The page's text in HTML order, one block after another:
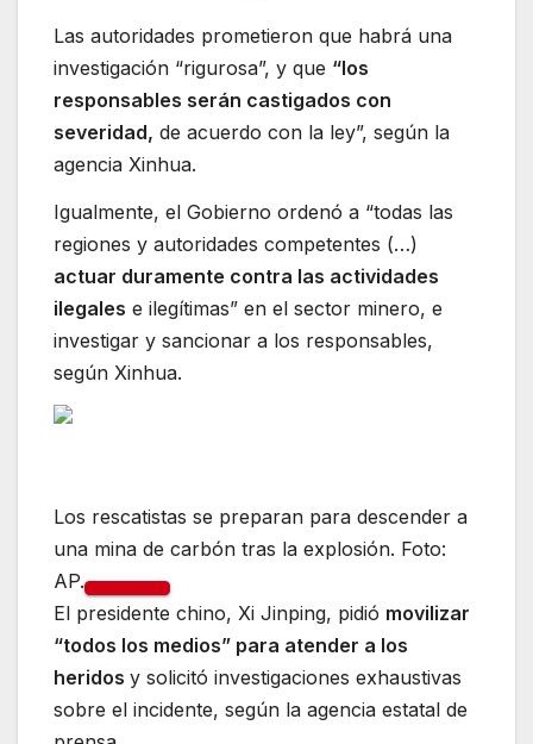
Las autoridades prometieron que habrá una
investigación “rigurosa”, y que “los
responsables serán castigados con
severidad, de acuerdo con la ley”, según la
agencia Xinhua.
Igualmente, el Gobierno ordenó a “todas las
regiones y autoridades competentes (…)
actuar duramente contra las actividades
ilegales e ilegítimas” en el sector minero, e
investigar y sancionar a los responsables,
según Xinhua.
Los rescatistas se preparan para descender a
una mina de carbón tras la explosión. Foto:
AP.
El presidente chino, Xi Jinping, pidió movilizar
“todos los medios” para atender a los
heridos y solicitó investigaciones exhaustivas
sobre el incidente, según la agencia estatal de